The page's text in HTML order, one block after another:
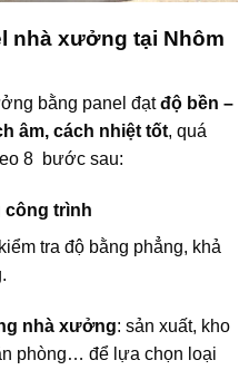
nhà xưởng tại Nhôm
bằng panel đạtđộ bền –
âm, cách nhiệt tốt, quá
8 bước sau:
công trình
tra độ bằng phẳng, khả
nhà xưởng: sản xuất, kho
phòng… để lựa chọn loại